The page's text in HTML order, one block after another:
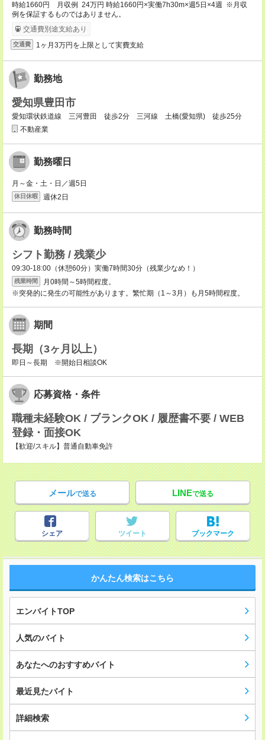
時給1660円 月収例 24万円 時給1660円×実働7h30m×週5日×4週 ※月収
例を保証するものではありません。
交通費別途支給あり
交通費 1ヶ月3万円を上限として実費支給
勤務地
愛知県豊田市
愛知環状鉄道線 三河豊田 徒歩2分 三河線 土橋(愛知県) 徒歩25分
不動産業
勤務曜日
月～金・土・日／週5日
休日休暇 週休2日
勤務時間
シフト勤務 / 残業少
09:30-18:00（休憩60分）実働7時間30分（残業少なめ！）
残業時間
月0時間～5時間程度。
※突発的に発生の可能性があります。繁忙期（1～3月）も月5時間程度。
期間
長期（3ヶ月以上）
即日～長期 ※開始日相談OK
応募資格・条件
職種未経験OK / ブランクOK / 履歴書不要 / WEB
登録・面接OK
【歓迎/スキル】普通自動車免許
メールで送る LINEで送る
シェア ツイート ブックマーク
かんたん検索はこちら
エンバイトTOP
人気のバイト
あなたへのおすすめバイト
最近見たバイト
詳細検索